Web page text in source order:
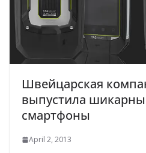
Швейцарская
выпустила
смартфоны
April 2, 2013